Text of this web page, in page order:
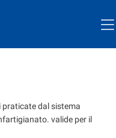
dal sistema
valide per il